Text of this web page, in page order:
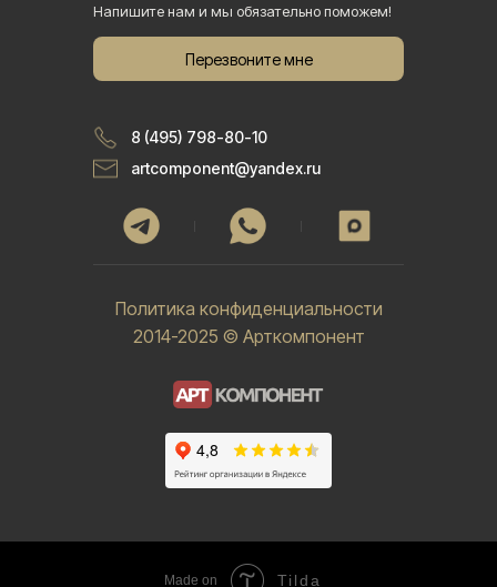
2014-2025 © Арткомпонент
Политика конфиденциальности
Перезвоните мне
Напишите нам и мы обязательно поможем!
8 (495) 798-80-10
artcomponent@yandex.ru
Made on Tilda